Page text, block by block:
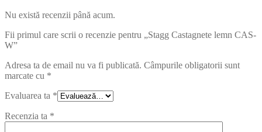
Nu există recenzii până acum.
Fii primul care scrii o recenzie pentru „Stagg Castagnete lemn CAS-
W”
Adresa ta de email nu va fi publicată. Câmpurile obligatorii sunt
marcate cu *
Evaluarea ta *
Recenzia ta *